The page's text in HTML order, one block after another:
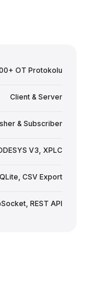
OT Protokolu
Client & Server
& Subscriber
V3, XPLC
CSV Export
REST API